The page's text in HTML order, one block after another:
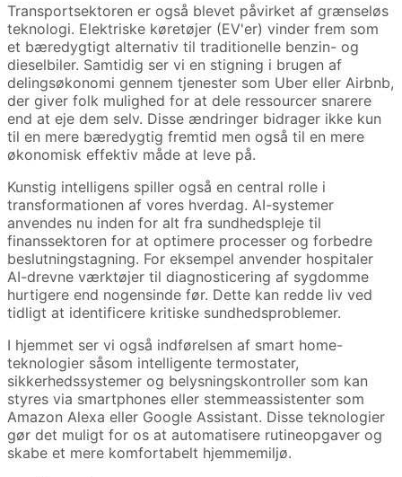
Transportsektoren er også blevet påvirket af grænseløs
teknologi. Elektriske køretøjer (EV'er) vinder frem som
et bæredygtigt alternativ til traditionelle benzin- og
dieselbiler. Samtidig ser vi en stigning i brugen af
delingsøkonomi gennem tjenester som Uber eller Airbnb,
der giver folk mulighed for at dele ressourcer snarere
end at eje dem selv. Disse ændringer bidrager ikke kun
til en mere bæredygtig fremtid men også til en mere
økonomisk effektiv måde at leve på.
Kunstig intelligens spiller også en central rolle i
transformationen af vores hverdag. AI-systemer
anvendes nu inden for alt fra sundhedspleje til
finanssektoren for at optimere processer og forbedre
beslutningstagning. For eksempel anvender hospitaler
AI-drevne værktøjer til diagnosticering af sygdomme
hurtigere end nogensinde før. Dette kan redde liv ved
tidligt at identificere kritiske sundhedsproblemer.
I hjemmet ser vi også indførelsen af smart home-
teknologier såsom intelligente termostater,
sikkerhedssystemer og belysningskontroller som kan
styres via smartphones eller stemmeassistenter som
Amazon Alexa eller Google Assistant. Disse teknologier
gør det muligt for os at automatisere rutineopgaver og
skabe et mere komfortabelt hjemmemiljø.